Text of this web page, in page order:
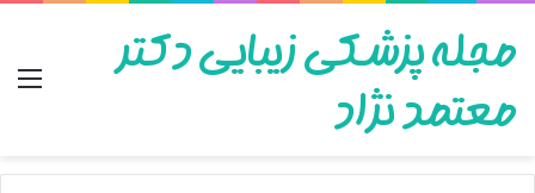
مجله پزشکی زیبایی دکتر
معتمد نژاد